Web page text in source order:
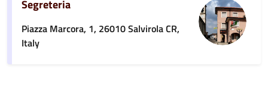
Segreteria
Piazza Marcora, 1, 26010 Salvirola CR,
Italy